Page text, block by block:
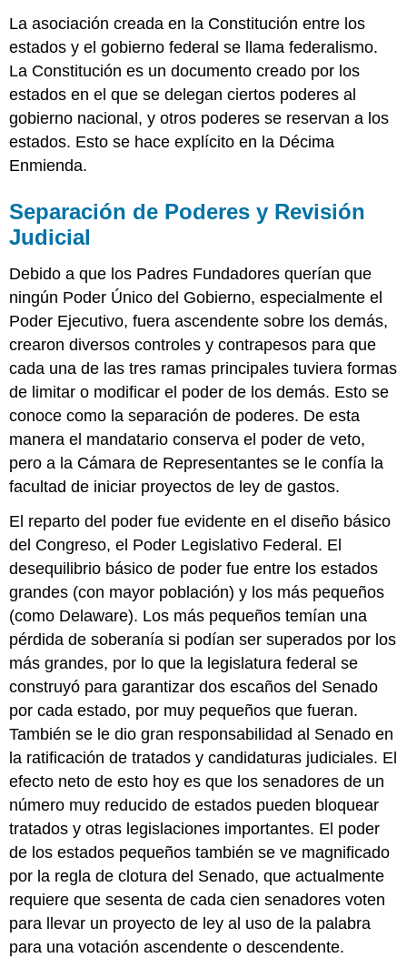
La asociación creada en la Constitución entre los
estados y el gobierno federal se llama federalismo.
La Constitución es un documento creado por los
estados en el que se delegan ciertos poderes al
gobierno nacional, y otros poderes se reservan a los
estados. Esto se hace explícito en la Décima
Enmienda.
Separación de Poderes y Revisión
Judicial
Debido a que los Padres Fundadores querían que
ningún Poder Único del Gobierno, especialmente el
Poder Ejecutivo, fuera ascendente sobre los demás,
crearon diversos controles y contrapesos para que
cada una de las tres ramas principales tuviera formas
de limitar o modificar el poder de los demás. Esto se
conoce como la separación de poderes. De esta
manera el mandatario conserva el poder de veto,
pero a la Cámara de Representantes se le confía la
facultad de iniciar proyectos de ley de gastos.
El reparto del poder fue evidente en el diseño básico
del Congreso, el Poder Legislativo Federal. El
desequilibrio básico de poder fue entre los estados
grandes (con mayor población) y los más pequeños
(como Delaware). Los más pequeños temían una
pérdida de soberanía si podían ser superados por los
más grandes, por lo que la legislatura federal se
construyó para garantizar dos escaños del Senado
por cada estado, por muy pequeños que fueran.
También se le dio gran responsabilidad al Senado en
la ratificación de tratados y candidaturas judiciales. El
efecto neto de esto hoy es que los senadores de un
número muy reducido de estados pueden bloquear
tratados y otras legislaciones importantes. El poder
de los estados pequeños también se ve magnificado
por la regla de clotura del Senado, que actualmente
requiere que sesenta de cada cien senadores voten
para llevar un proyecto de ley al uso de la palabra
para una votación ascendente o descendente.